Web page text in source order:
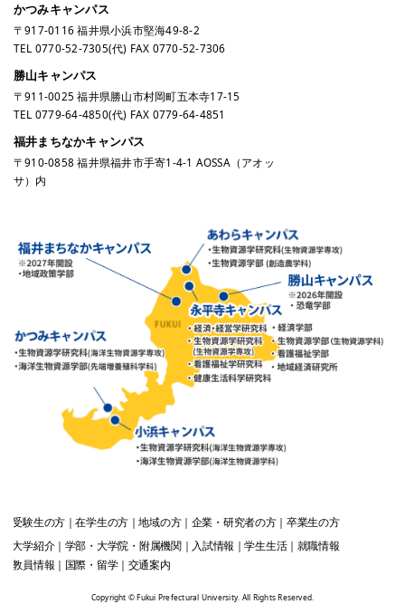
かつみキャンパス
〒917-0116 福井県小浜市堅海49-8-2
TEL 0770-52-7305(代) FAX 0770-52-7306
勝山キャンパス
〒911-0025 福井県勝山市村岡町五本寺17-15
TEL 0779-64-4850(代) FAX 0779-64-4851
福井まちなかキャンパス
〒910-0858 福井県福井市手寄1-4-1 AOSSA（アオッ
サ）内
受験生の方 在学生の方 地域の方 企業・研究者の方 卒業生の方
大学紹介
学部・大学院・附属機関 入試情報 学生生活
就職情報
教員情報
国際・留学 交通案内
Copyright © Fukui Prefectural University. All Rights Reserved.